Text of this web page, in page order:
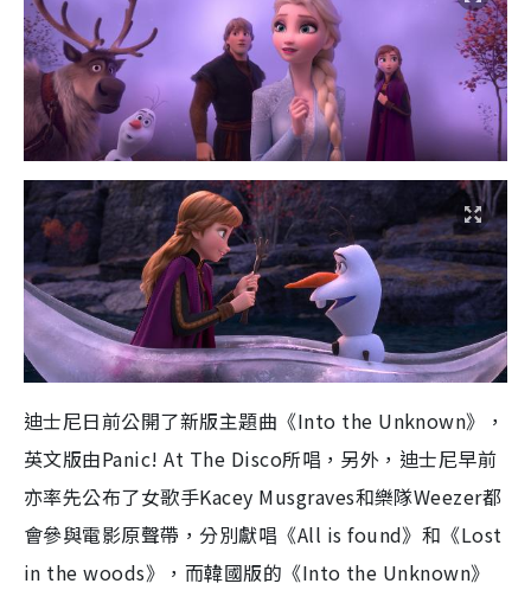
迪士尼日前公開了新版主題曲《Into the Unknown》，
英文版由Panic! At The Disco所唱，另外，迪士尼早前
亦率先公布了女歌手Kacey Musgraves和樂隊Weezer都
會參與電影原聲帶，分別獻唱《All is found》和《Lost
in the woods》，而韓國版的《Into the Unknown》